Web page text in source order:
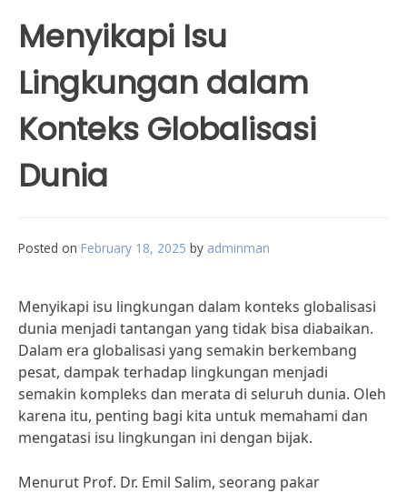
Menyikapi Isu
Lingkungan dalam
Konteks Globalisasi
Dunia
Posted on February 18, 2025 by adminman
Menyikapi isu lingkungan dalam konteks globalisasi
dunia menjadi tantangan yang tidak bisa diabaikan.
Dalam era globalisasi yang semakin berkembang
pesat, dampak terhadap lingkungan menjadi
semakin kompleks dan merata di seluruh dunia. Oleh
karena itu, penting bagi kita untuk memahami dan
mengatasi isu lingkungan ini dengan bijak.
Menurut Prof. Dr. Emil Salim, seorang pakar